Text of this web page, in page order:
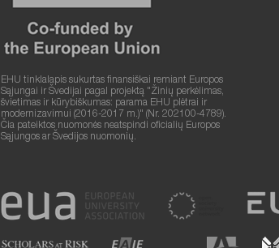
EHU tinklalapis sukurtas finansiškai remiant Europos
Sąjungai ir Švedijai pagal projektą "Žinių perkėlimas,
švietimas ir kūrybiškumas: parama EHU plėtrai ir
modernizavimui (2016-2017 m.)" (Nr. 202100-4789).
Čia pateiktos nuomonės neatspindi oficialių Europos
Sąjungos ar Švedijos nuomonių.